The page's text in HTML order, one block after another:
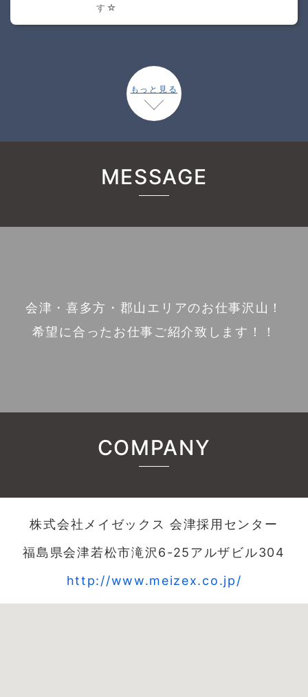
す☆
もっと見る
MESSAGE
会津・喜多方・郡山エリアのお仕事沢山！
希望に合ったお仕事ご紹介致します！！
COMPANY
株式会社メイゼックス 会津採用センター
福島県会津若松市滝沢6-25アルザビル304
http://www.meizex.co.jp/